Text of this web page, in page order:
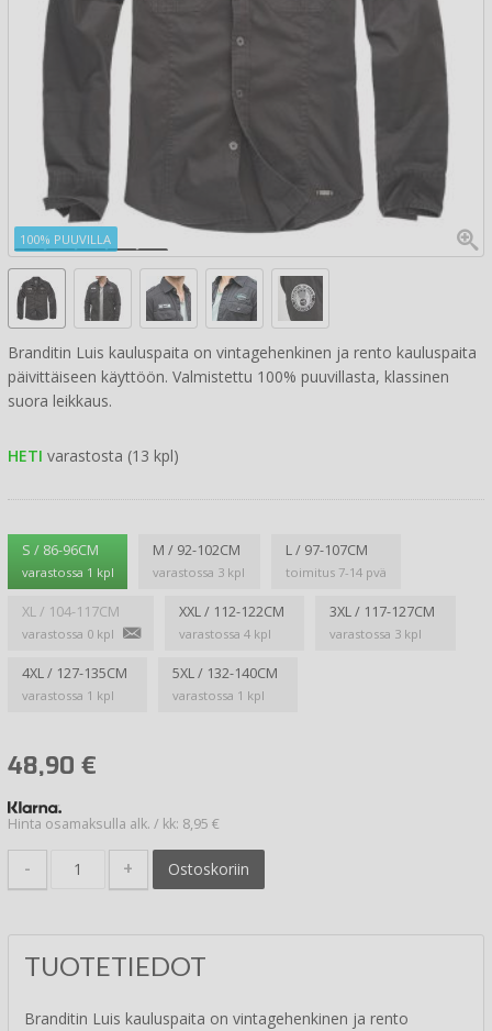
100% PUUVILLA
Branditin Luis kauluspaita on vintagehenkinen ja rento kauluspaita
päivittäiseen käyttöön. Valmistettu 100% puuvillasta, klassinen
suora leikkaus.
HETI varastosta (13 kpl)
S / 86-96CM
varastossa 1 kpl
M / 92-102CM
varastossa 3 kpl
L / 97-107CM
toimitus 7-14 pvä
XL / 104-117CM
varastossa 0 kpl
XXL / 112-122CM
varastossa 4 kpl
3XL / 117-127CM
varastossa 3 kpl
4XL / 127-135CM
varastossa 1 kpl
5XL / 132-140CM
varastossa 1 kpl
48,90 €
Hinta osamaksulla alk. / kk: 8,95 €
- + Ostoskoriin
TUOTETIEDOT
Branditin Luis kauluspaita on vintagehenkinen ja rento